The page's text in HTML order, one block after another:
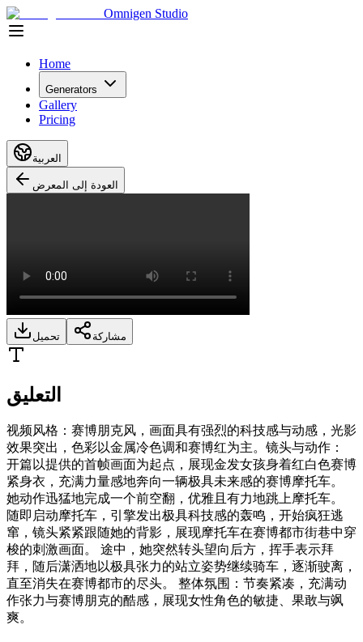
Omnigen Studio
Home
Generators
Gallery
Pricing
العربية
العودة إلى المعرض
تحميل مشاركة
التعليق
视频风格：赛博朋克风，画面具有强烈的科技感与动感，光影
效果突出，色彩以金属冷色调和赛博红为主。镜头与动作：
开篇以提供的首帧画面为起点，展现金发女孩身着红白色赛博
紧身衣，充满力量感地奔向一辆极具未来感的赛博摩托车。
她动作迅猛地完成一个前空翻，优雅且有力地跳上摩托车。
随即启动摩托车，引擎发出极具科技感的轰鸣，开始疯狂逃
窜，镜头紧紧跟随她的背影，展现摩托车在赛博都市街巷中穿
梭的刺激画面。 途中，她突然转头望向后方，挥手表示拜
拜，随后潇洒地以极具张力的站立姿势继续骑车，逐渐驶离，
直至消失在赛博都市的尽头。 整体氛围：节奏紧凑，充满动
作张力与赛博朋克的酷感，展现女性角色的敏捷、果敢与飒
爽。